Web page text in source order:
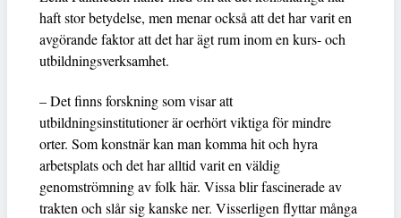
haft stor betydelse, men menar också att det har varit en
avgörande faktor att det har ägt rum inom en kurs- och
utbildningsverksamhet.
– Det finns forskning som visar att
utbildningsinstitutioner är oerhört viktiga för mindre
orter. Som konstnär kan man komma hit och hyra
arbetsplats och det har alltid varit en väldig
genomströmning av folk här. Vissa blir fascinerade av
trakten och slår sig kanske ner. Visserligen flyttar många